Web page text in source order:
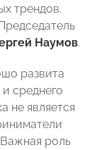
трендов.
Наумов.
развита
среднего
не является
роль